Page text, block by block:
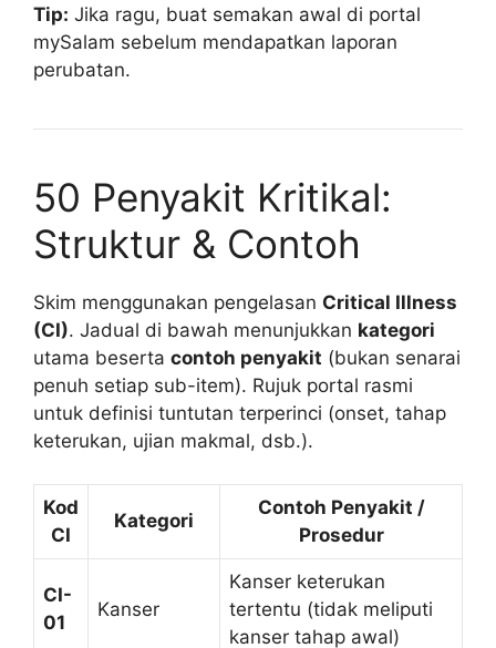
Tip: Jika ragu, buat semakan awal di portal
mySalam sebelum mendapatkan laporan
perubatan.
50 Penyakit Kritikal:
Struktur & Contoh
Skim menggunakan pengelasan Critical Illness
(CI). Jadual di bawah menunjukkan kategori
utama beserta contoh penyakit (bukan senarai
penuh setiap sub-item). Rujuk portal rasmi
untuk definisi tuntutan terperinci (onset, tahap
keterukan, ujian makmal, dsb.).
Kod
CI
Kategori
Contoh Penyakit /
Prosedur
CI-
01
Kanser
Kanser keterukan
tertentu (tidak meliputi
kanser tahap awal)